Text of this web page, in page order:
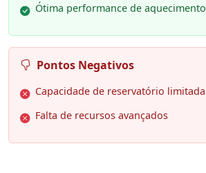
Ótima performance de aquecimento
Pontos Negativos
Capacidade de reservatório limitada
Falta de recursos avançados